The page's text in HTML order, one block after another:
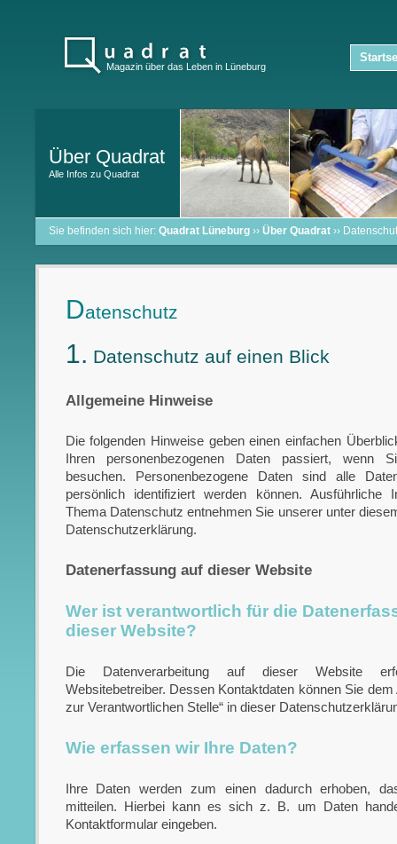
Magazin über das Leben in Lüneburg
Über Quadrat
Alle Infos zu Quadrat
Sie befinden sich hier: Quadrat Lüneburg›› Über Quadrat››
Datenschutz
1. Datenschutz auf einen Blick
Allgemeine Hinweise
Die folgenden Hinweise geben einen einfachen
Ihren personenbezogenen Daten passiert, wenn
besuchen. Personenbezogene Daten sind alle
persönlich identifiziert werden können. Ausführliche
Thema Datenschutz entnehmen Sie unserer unter
Datenschutzerklärung.
Datenerfassung auf dieser Website
Wer ist verantwortlich für die
dieser Website?
Die Datenverarbeitung auf dieser Website
Websitebetreiber. Dessen Kontaktdaten können Sie dem
zur Verantwortlichen Stelle“ in dieser
Wie erfassen wir Ihre Daten?
Ihre Daten werden zum einen dadurch erhoben,
mitteilen. Hierbei kann es sich z. B. um Daten
Kontaktformular eingeben.